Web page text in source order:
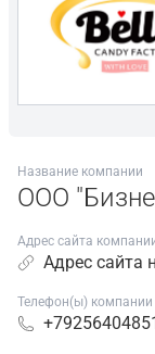
Название компании
ООО
Адрес сайта
Адрес сайта
Телефон(ы) компании